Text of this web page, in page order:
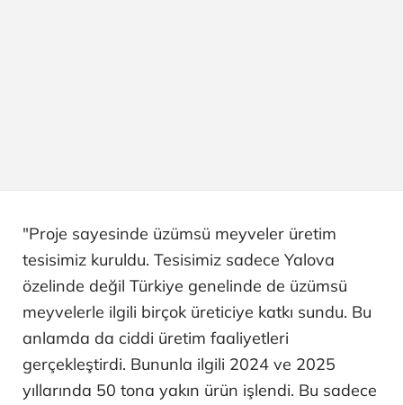
"Proje sayesinde üzümsü meyveler üretim
tesisimiz kuruldu. Tesisimiz sadece Yalova
özelinde değil Türkiye genelinde de üzümsü
meyvelerle ilgili birçok üreticiye katkı sundu. Bu
anlamda da ciddi üretim faaliyetleri
gerçekleştirdi. Bununla ilgili 2024 ve 2025
yıllarında 50 tona yakın ürün işlendi. Bu sadece